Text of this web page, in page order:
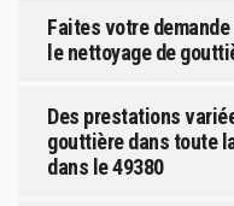
Faites votre
le nettoyage de
Des prestations
gouttière dans toute
dans le 49380